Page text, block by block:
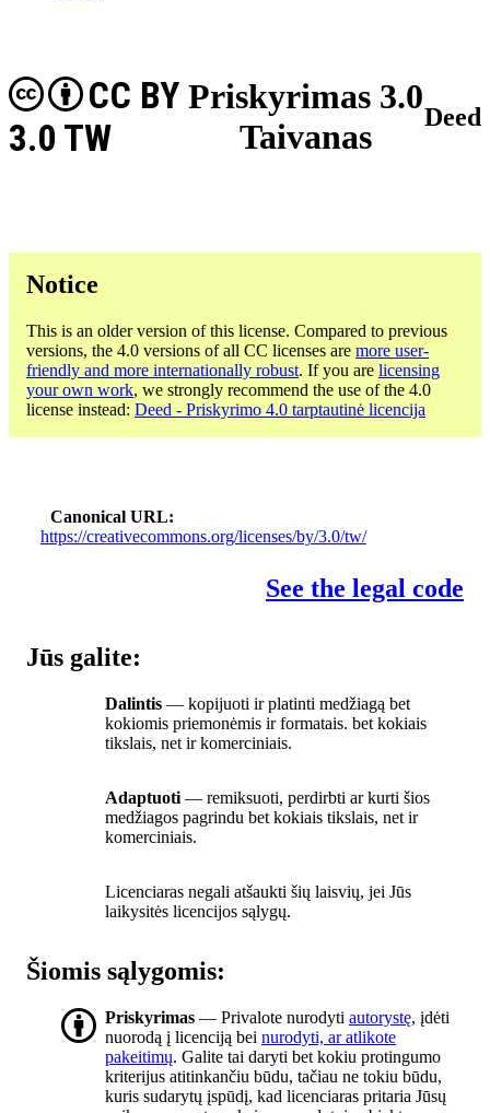
Priskyrimas 3.0
Taivanas
CC BY
3.0 TW
Deed
Notice
This is an older version of this license. Compared to previous
versions, the 4.0 versions of all CC licenses are more user-
friendly and more internationally robust. If you are licensing
your own work, we strongly recommend the use of the 4.0
license instead: Deed - Priskyrimo 4.0 tarptautinė licencija
Canonical URL
https://creativecommons.org/licenses/by/3.0/tw/
See the legal code
Jūs galite:
Dalintis — kopijuoti ir platinti medžiagą bet
kokiomis priemonėmis ir formatais. bet kokiais
tikslais, net ir komerciniais.
Adaptuoti — remiksuoti, perdirbti ar kurti šios
medžiagos pagrindu bet kokiais tikslais, net ir
komerciniais.
Licenciaras negali atšaukti šių laisvių, jei Jūs
laikysitės licencijos sąlygų.
Šiomis sąlygomis:
Priskyrimas — Privalote nurodyti autorystę, įdėti
nuorodą į licenciją bei nurodyti, ar atlikote
pakeitimų. Galite tai daryti bet kokiu protingumo
kriterijus atitinkančiu būdu, tačiau ne tokiu būdu,
kuris sudarytų įspūdį, kad licenciaras pritaria Jūsų